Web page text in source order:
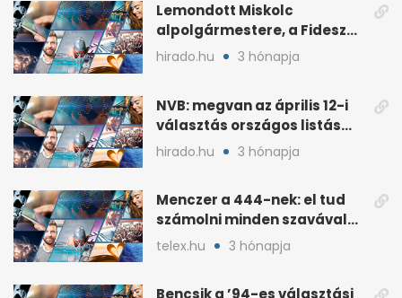
Lemondott Miskolc
alpolgármestere, a Fidesz
áprilisi jelöltje, Hollósy
hirado.hu 3 hónapja
NVB: megvan az április 12-i
választás országos listás
eredménye
hirado.hu 3 hónapja
Menczer a 444-nek: el tud
számolni minden szavával
és tettével
telex.hu 3 hónapja